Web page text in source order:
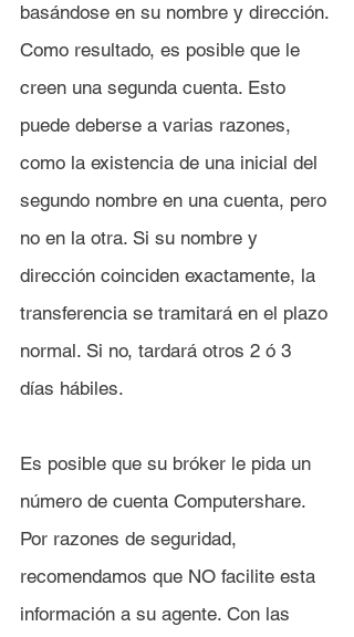
basándose en su nombre y dirección.
Como resultado, es posible que le
creen una segunda cuenta. Esto
puede deberse a varias razones,
como la existencia de una inicial del
segundo nombre en una cuenta, pero
no en la otra. Si su nombre y
dirección coinciden exactamente, la
transferencia se tramitará en el plazo
normal. Si no, tardará otros 2 ó 3
días hábiles.
Es posible que su bróker le pida un
número de cuenta Computershare.
Por razones de seguridad,
recomendamos que NO facilite esta
información a su agente. Con las